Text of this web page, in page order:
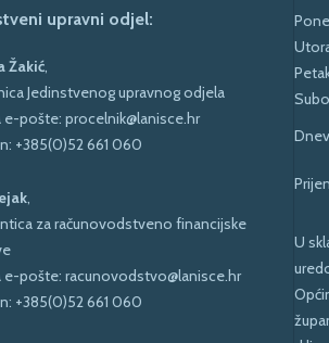
upravni odjel:
Žakić,
Jedinstvenog upravnog odjela
e-pošte: procelnik@lanisce.hr
+385(0)52 661 060
,
za računovodstveno financijske
e-pošte: racunovodstvo@lanisce.hr
+385(0)52 661 060
U